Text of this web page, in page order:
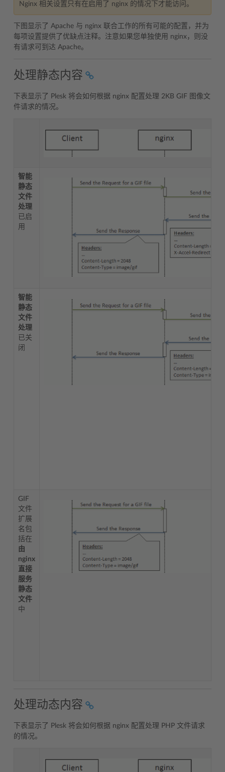
Nginx 相关设置只有在启用了 nginx 的情况下才能访问。
下图显示了 Apache 与 nginx 联合工作的所有可能的配置，并为
每项设置提供了优缺点注释。注意如果您单独使用 nginx，则没
有请求可到达 Apache。
处理静态内容
下表显示了 Plesk 将会如何根据 nginx 配置处理 2KB GIF 图像文
件请求的情况。
智能
静态
文件
处理
已启
用
智能
静态
文件
处理
已关
闭
GIF
文件
扩展
名包
括在
由
nginx
直接
服务
静态
文件
中
处理动态内容
下表显示了 Plesk 将会如何根据 nginx 配置处理 PHP 文件请求
的情况。